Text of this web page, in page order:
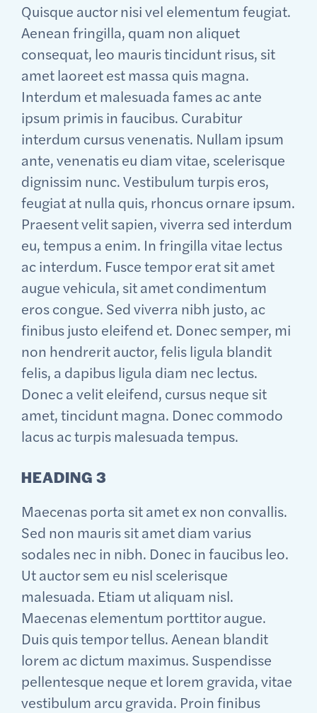
Quisque auctor nisi vel elementum feugiat.
Aenean fringilla, quam non aliquet
consequat, leo mauris tincidunt risus, sit
amet laoreet est massa quis magna.
Interdum et malesuada fames ac ante
ipsum primis in faucibus. Curabitur
interdum cursus venenatis. Nullam ipsum
ante, venenatis eu diam vitae, scelerisque
dignissim nunc. Vestibulum turpis eros,
feugiat at nulla quis, rhoncus ornare ipsum.
Praesent velit sapien, viverra sed interdum
eu, tempus a enim. In fringilla vitae lectus
ac interdum. Fusce tempor erat sit amet
augue vehicula, sit amet condimentum
eros congue. Sed viverra nibh justo, ac
finibus justo eleifend et. Donec semper, mi
non hendrerit auctor, felis ligula blandit
felis, a dapibus ligula diam nec lectus.
Donec a velit eleifend, cursus neque sit
amet, tincidunt magna. Donec commodo
lacus ac turpis malesuada tempus.
HEADING 3
Maecenas porta sit amet ex non convallis.
Sed non mauris sit amet diam varius
sodales nec in nibh. Donec in faucibus leo.
Ut auctor sem eu nisl scelerisque
malesuada. Etiam ut aliquam nisl.
Maecenas elementum porttitor augue.
Duis quis tempor tellus. Aenean blandit
lorem ac dictum maximus. Suspendisse
pellentesque neque et lorem gravida, vitae
vestibulum arcu gravida. Proin finibus